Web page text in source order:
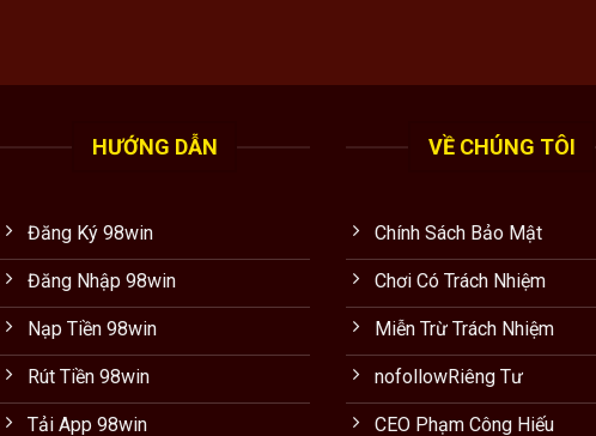
HƯỚNG DẪN
Đăng Ký 98win
Đăng Nhập 98win
Nạp Tiền 98win
Rút Tiền 98win
Tải App 98win
VỀ CHÚNG TÔI
Chính Sách Bảo Mật
Chơi Có Trách Nhiệm
Miễn Trừ Trách Nhiệm
nofollowRiêng Tư
CEO Phạm Công Hiếu